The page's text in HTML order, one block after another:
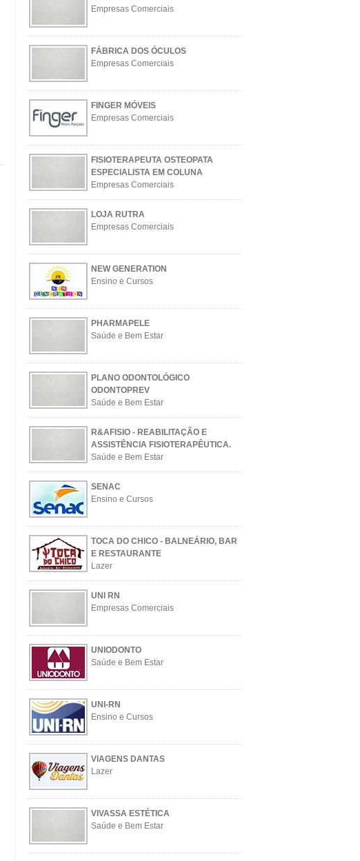
Empresas Comerciais
FÁBRICA DOS ÓCULOS
Empresas Comerciais
FINGER MÓVEIS
Empresas Comerciais
FISIOTERAPEUTA OSTEOPATA
ESPECIALISTA EM COLUNA
Empresas Comerciais
LOJA RUTRA
Empresas Comerciais
NEW GENERATION
Ensino e Cursos
PHARMAPELE
Saúde e Bem Estar
PLANO ODONTOLÓGICO
ODONTOPREV
Saúde e Bem Estar
R&AFISIO - REABILITAÇÃO E
ASSISTÊNCIA FISIOTERAPÊUTICA.
Saúde e Bem Estar
SENAC
Ensino e Cursos
TOCA DO CHICO - BALNEÁRIO, BAR
E RESTAURANTE
Lazer
UNI RN
Empresas Comerciais
UNIODONTO
Saúde e Bem Estar
UNI-RN
Ensino e Cursos
VIAGENS DANTAS
Lazer
VIVASSA ESTÉTICA
Saúde e Bem Estar